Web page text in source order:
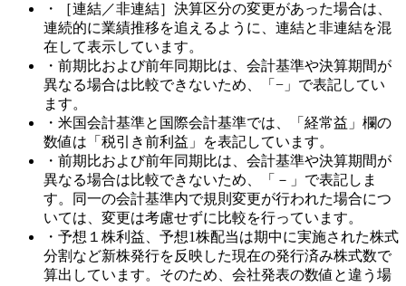
・［連結／非連結］決算区分の変更があった場合は、
連続的に業績推移を追えるように、連結と非連結を混
在して表示しています。
・前期比および前年同期比は、会計基準や決算期間が
異なる場合は比較できないため、「−」で表記してい
ます。
・米国会計基準と国際会計基準では、「経常益」欄の
数値は「税引き前利益」を表記しています。
・前期比および前年同期比は、会計基準や決算期間が
異なる場合は比較できないため、「－」で表記しま
す。同一の会計基準内で規則変更が行われた場合につ
いては、変更は考慮せずに比較を行っています。
・予想１株利益、予想1株配当は期中に実施された株式
分割など新株発行を反映した現在の発行済み株式数で
算出しています。そのため、会社発表の数値と違う場